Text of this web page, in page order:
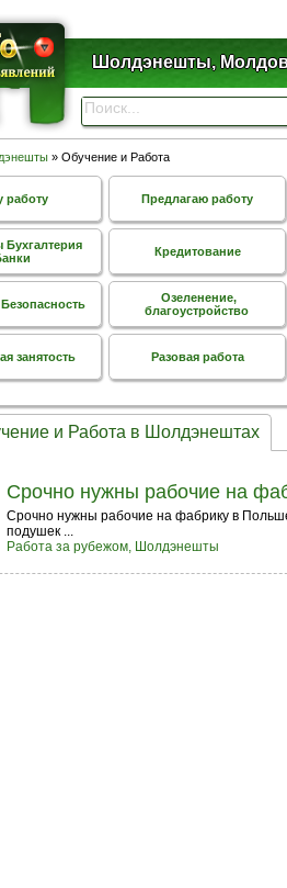
Шолдэнешты,
» Обучение и Работа
работу Предлагаю работу
Кредитование
Озеленение,
благоустройство
занятость Разовая работа
и Работа в Шолдэнештах
Срочно нужны рабочие на
Срочно нужны рабочие на фабрику в
подушек ...
Работа за рубежом, Шолдэнешты